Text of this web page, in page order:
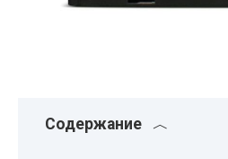
Содержание